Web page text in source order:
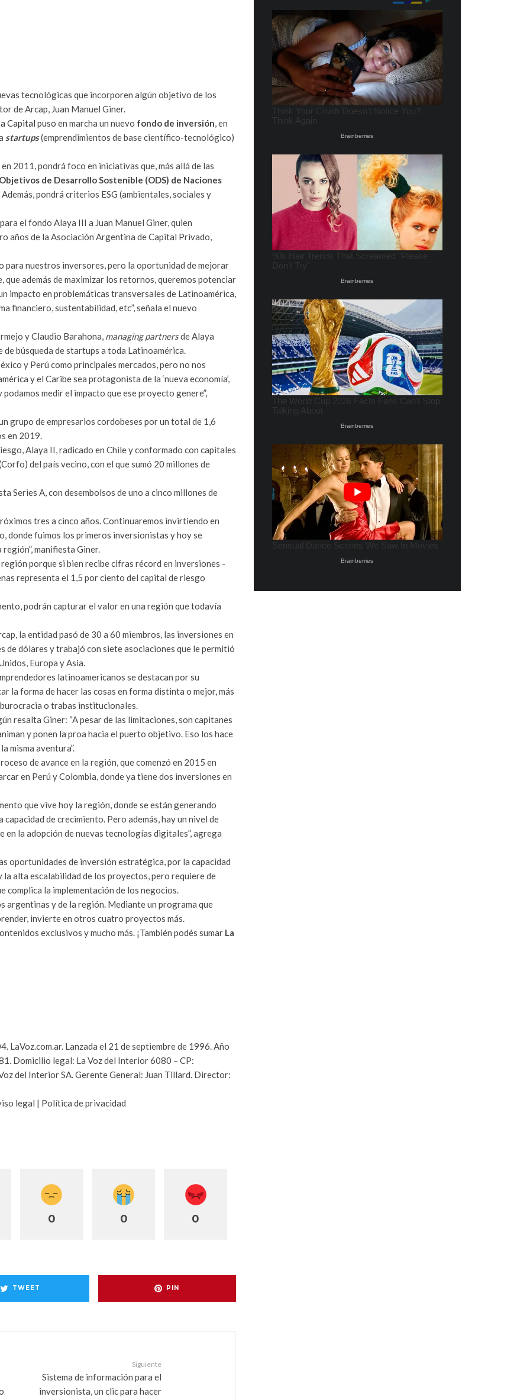
tecnológicas que incorporen algún objetivo de los
de Arcap, Juan Manuel Giner.
Capital puso en marcha un nuevo fondo de inversión, en
startups(emprendimientos de base científico-tecnológico)
2011, pondrá foco en iniciativas que, más allá de las
Objetivos de Desarrollo Sostenible (ODS) de Naciones
pondrá criterios ESG (ambientales, sociales y
el fondo Alaya III a Juan Manuel Giner, quien
de la Asociación Argentina de Capital Privado,
nuestros inversores, pero la oportunidad de mejorar
además de maximizar los retornos, queremos potenciar
impacto en problemáticas transversales de Latinoamérica,
financiero, sustentabilidad, etc”, señala el nuevo
y Claudio Barahona, managing partnersde Alaya
búsqueda de startups a toda Latinoamérica.
y Perú como principales mercados, pero no nos
y el Caribe sea protagonista de la ‘nueva economía’,
medir el impacto que ese proyecto genere”,
grupo de empresarios cordobeses por un total de 1,6
en 2019.
Alaya II, radicado en Chile y conformado con capitales
del país vecino, con el que sumó 20 millones de
Series A, con desembolsos de uno a cinco millones de
tres a cinco años. Continuaremos invirtiendo en
donde fuimos los primeros inversionistas y hoy se
manifiesta Giner.
porque si bien recibe cifras récord en inversiones -
representa el 1,5 por ciento del capital de riesgo
podrán capturar el valor en una región que todavía
la entidad pasó de 30 a 60 miembros, las inversiones en
dólares y trabajó con siete asociaciones que le permitió
Europa y Asia.
latinoamericanos se destacan por su
la forma de hacer las cosas en forma distinta o mejor, más
o trabas institucionales.
resalta Giner: “A pesar de las limitaciones, son capitanes
y ponen la proa hacia el puerto objetivo. Eso los hace
misma aventura”.
de avance en la región, que comenzó en 2015 en
en Perú y Colombia, donde ya tiene dos inversiones en
que vive hoy la región, donde se están generando
de crecimiento. Pero además, hay un nivel de
la adopción de nuevas tecnologías digitales”, agrega
oportunidades de inversión estratégica, por la capacidad
la alta escalabilidad de los proyectos, pero requiere de
complica la implementación de los negocios.
y de la región. Mediante un programa que
invierte en otros cuatro proyectos más.
exclusivos y mucho más. ¡También podés sumar La
LaVoz.com.ar. Lanzada el 21 de septiembre de 1996. Año
Domicilio legal: La Voz del Interior 6080 – CP:
del Interior SA. Gerente General: Juan Tillard. Director:
legal | Política de privacidad
0 0 0
TWEET PIN
Siguiente
Sistema de información para el
inversionista, un clic para hacer